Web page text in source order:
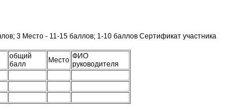
3 Место - 11-15 баллов; 1-10 баллов Сертификат участника
общий
балл
Место ФИО
руководителя